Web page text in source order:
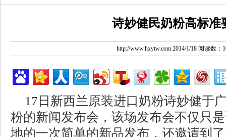
诗妙健民奶粉高标准
http://www.hxytw.com 2014/1/18 阅读数：
17日新西兰原装进口奶粉诗妙健于
粉的新闻发布会，该场发布会不仅只
地的一次简单的新品发布，还邀请到